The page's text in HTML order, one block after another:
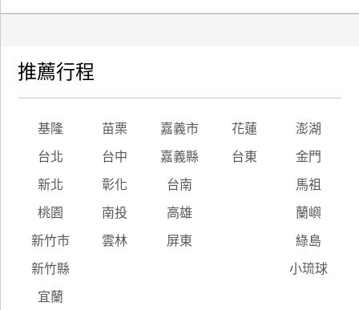
推薦行程
基隆 苗栗 嘉義市 花蓮 澎湖
台北 台中 嘉義縣 台東 金門
新北 彰化 台南 馬祖
桃園 南投 高雄 蘭嶼
新竹市 雲林 屏東 綠島
新竹縣 小琉球
宜蘭